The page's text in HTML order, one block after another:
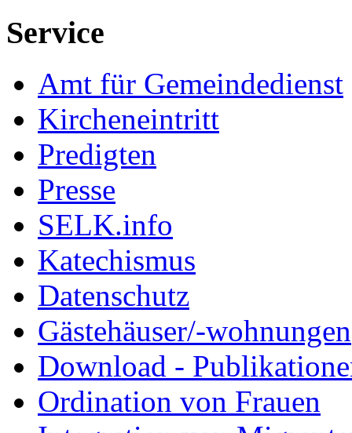
Service
Amt für Gemeindedienst
Kircheneintritt
Predigten
Presse
SELK.info
Katechismus
Datenschutz
Gästehäuser/-wohnungen
Download -
Ordination von Frauen